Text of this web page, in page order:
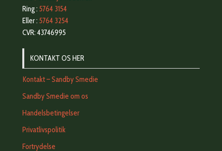
Ring : 5764 3154
Eller : 5764 3254
CVR: 43746995
KONTAKT OS HER
Kontakt – Sandby Smedie
Sandby Smedie om os
Handelsbetingelser
Privatlivspolitik
Fortrydelse